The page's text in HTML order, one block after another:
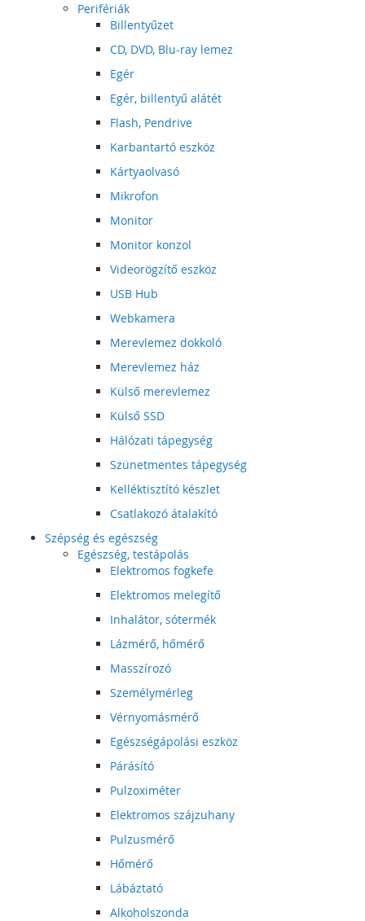
Perifériák
Billentyűzet
CD, DVD, Blu-ray lemez
Egér
Egér, billentyű alátét
Flash, Pendrive
Karbantartó eszköz
Kártyaolvasó
Mikrofon
Monitor
Monitor konzol
Videorögzítő eszköz
USB Hub
Webkamera
Merevlemez dokkoló
Merevlemez ház
Külső merevlemez
Külső SSD
Hálózati tápegység
Szünetmentes tápegység
Kelléktisztító készlet
Csatlakozó átalakító
Szépség és egészség
Egészség, testápolás
Elektromos fogkefe
Elektromos melegítő
Inhalátor, sótermék
Lázmérő, hőmérő
Masszírozó
Személymérleg
Vérnyomásmérő
Egészségápolási eszköz
Párásító
Pulzoximéter
Elektromos szájzuhany
Pulzusmérő
Hőmérő
Lábáztató
Alkoholszonda